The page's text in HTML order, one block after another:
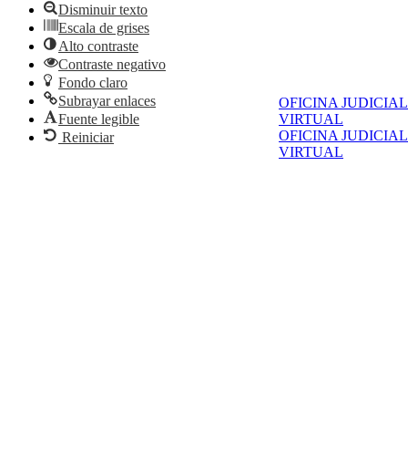
OFICINA JUDICIAL
VIRTUAL
OFICINA JUDICIAL
VIRTUAL
Disminuir texto
Escala de grises
Alto contraste
Contraste negativo
Fondo claro
Subrayar enlaces
Fuente legible
Reiniciar